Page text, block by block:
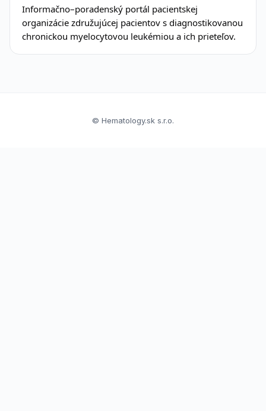
Informačno–poradenský portál pacientskej
organizácie združujúcej pacientov s diagnostikovanou
chronickou myelocytovou leukémiou a ich prieteľov.
© Hematology.sk s.r.o.